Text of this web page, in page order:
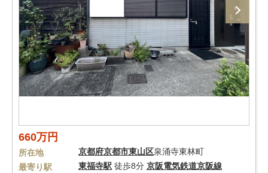
660万円
所在地 京都府京都市東山区泉涌寺東林町
最寄り駅
東福寺駅 徒歩8分 京阪電気鉄道京阪線